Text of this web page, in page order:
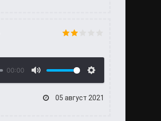
00:00
05 август 2021